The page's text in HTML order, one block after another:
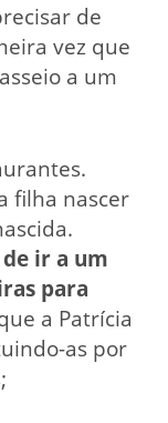
de
vez que
a um
filha nascer
ir a um
para
a Patrícia
as por